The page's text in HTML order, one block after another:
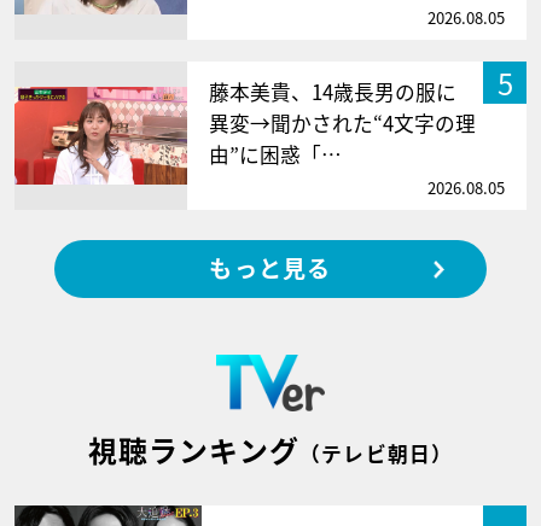
2026.08.05
5
藤本美貴、14歳長男の服に
異変→聞かされた“4文字の理
由”に困惑「…
2026.08.05
もっと見る
視聴ランキング （テレビ朝日）